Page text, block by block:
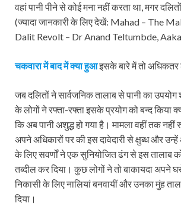
वहां पानी पीने से कोई मना नहीं करता था, मगर
(ज्‍यादा जानकारी के लिए देखें: Mahad – The
Dalit Revolt – Dr Anand Teltumbde,
चकवारा में बाद में क्या हुआइसके बारे में तो अधिकतर
जब दलितों ने सार्वजनिक तालाब से पानी का
के लोगों ने रफ्ता-रफ्ता इसके प्रयोग को बन्द किया
कि अब पानी अशुद्ध हो गया है। मामला वहीं तक नहीं
अपने अधिकारों पर की इस दावेदारी से क्षुब्ध और
के लिए सवर्णों ने एक सुनियोजित ढंग से इस तालाब
तब्दील कर दिया। कुछ लोगों ने तो बाकायदा अपने
निकासी के लिए नालियां बनवायीं और उनका मुंह
दिया।